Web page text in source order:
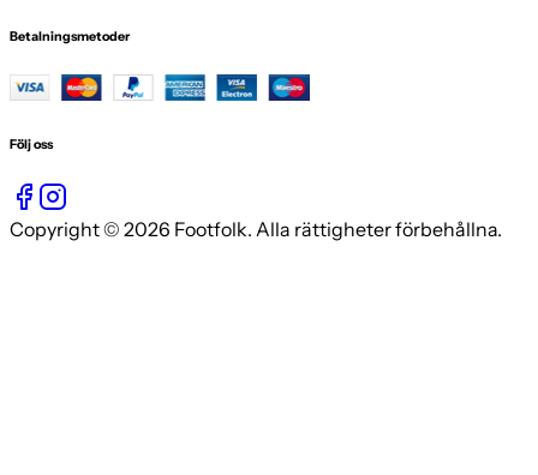
Betalningsmetoder
Följ oss
Copyright © 2026 Footfolk. Alla rättigheter förbehållna.